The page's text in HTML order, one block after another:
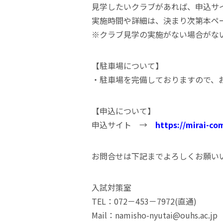
見学したいクラブがあれば、申込
実施時間や詳細は、決まり次第本ペ
※クラブ見学の実施がない場合がな
【駐車場について】
・駐車場を完備しておりますので
【申込について】
申込サイト → https://mirai-
お問合せは下記までよろしくお願い
入試対策室
TEL：072－453－7972(直通)
Mail：namisho-nyutai@ouhs.ac.jp